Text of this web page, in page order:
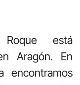
está
Aragón. En
encontramos